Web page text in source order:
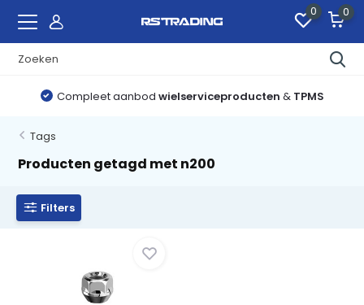
0 0
Compleet aanbod wielserviceproducten & TPMS
Tags
Producten getagd met n200
Filters